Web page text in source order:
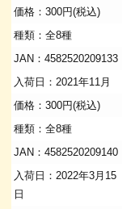
価格：300円(税込)
種類：全8種
JAN：4582520209133
入荷日：2021年11月
価格：300円(税込)
種類：全8種
JAN：4582520209140
入荷日：2022年3月15
日